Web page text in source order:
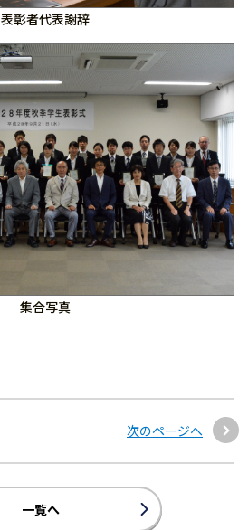
表彰者代表謝辞
集合写真
次のページへ
一覧へ